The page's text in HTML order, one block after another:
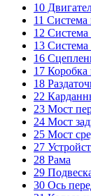
10
11 Система
12 Система
13 Система
16
17 Коробка
18
22
23 Мост
24 Мост
25 Мост
27
28 Рама
29
30 Ось